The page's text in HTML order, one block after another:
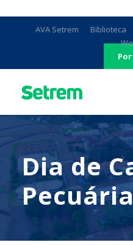
AVA Setrem Biblioteca
Dia de